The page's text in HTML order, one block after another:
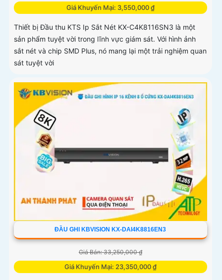
Giá Khuyến Mại: 3,550,000 ₫
Thiết bị Đầu thu KTS Ip Sắt Nét KX-C4K8116SN3 là một
sản phẩm tuyệt vời trong lĩnh vực giám sát. Với hình ảnh
sắt nét và chip SMD Plus, nó mang lại một trải nghiệm quan
sát tuyệt vời
ĐẦU GHI KBVISION KX-DAI4K8816EN3
Giá Bán: 33,250,000 ₫
Giá Khuyến Mại: 23,350,000 ₫